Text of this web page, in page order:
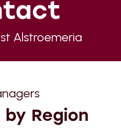
Alstroemeria
Region